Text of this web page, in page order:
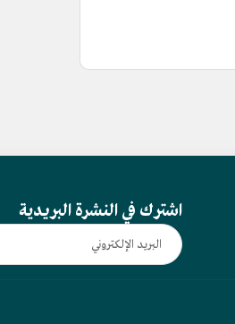
اشترك في النشرة البريدية